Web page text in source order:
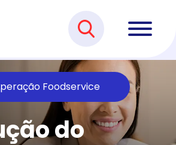
Foodservice
do